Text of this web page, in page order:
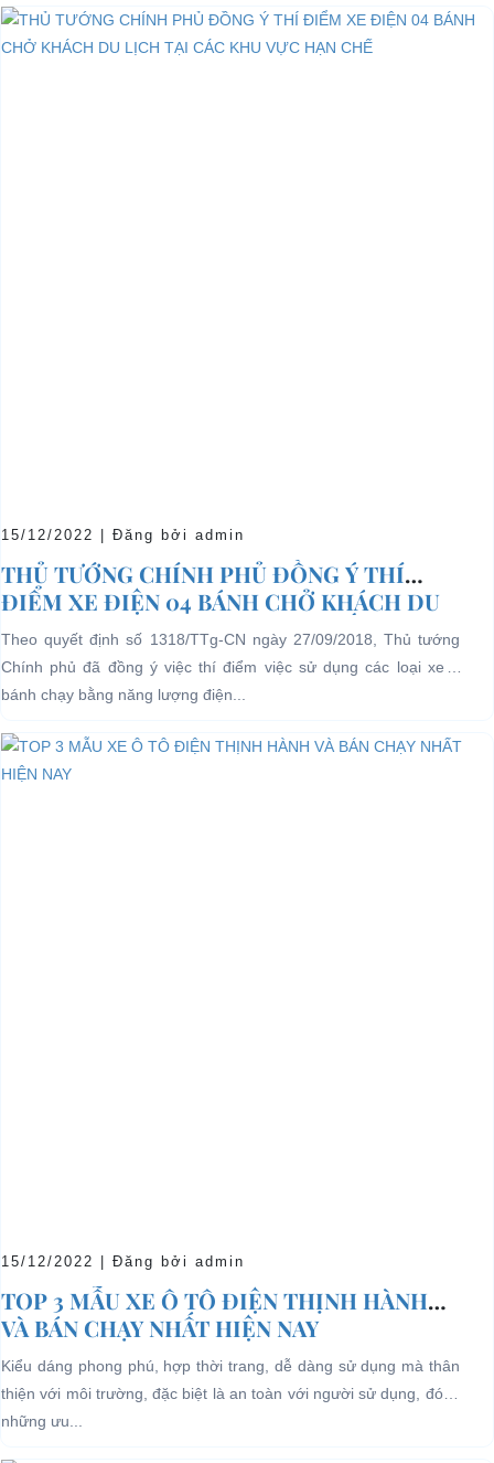
15/12/2022 | Đăng bởi admin
THỦ TƯỚNG CHÍNH PHỦ ĐỒNG Ý THÍ
ĐIỂM XE ĐIỆN 04 BÁNH CHỞ KHÁCH DU
LỊCH TẠI CÁC KHU VỰC HẠN CHẾ
Theo quyết định số 1318/TTg-CN ngày 27/09/2018, Thủ tướng
Chính phủ đã đồng ý việc thí điểm việc sử dụng các loại xe 4
bánh chạy bằng năng lượng điện...
15/12/2022 | Đăng bởi admin
TOP 3 MẪU XE Ô TÔ ĐIỆN THỊNH HÀNH
VÀ BÁN CHẠY NHẤT HIỆN NAY
Kiểu dáng phong phú, hợp thời trang, dễ dàng sử dụng mà thân
thiện với môi trường, đặc biệt là an toàn với người sử dụng, đó là
những ưu...